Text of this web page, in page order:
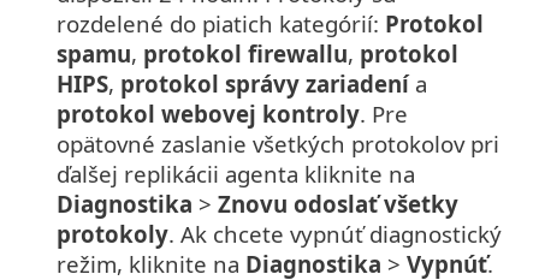
rozdelené do piatich kategórií: Protokol
spamu, protokol firewallu, protokol
HIPS, protokol správy zariadenía
protokol webovej kontroly. Pre
opätovné zaslanie všetkých protokolov pri
ďalšej replikácii agenta kliknite na
Diagnostika > Znovu odoslať všetky
protokoly. Ak chcete vypnúť diagnostický
režim, kliknite na Diagnostika > Vypnúť.